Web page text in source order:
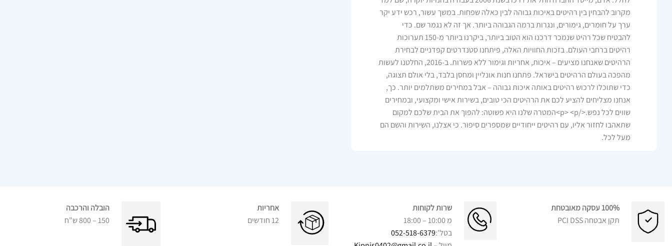
מקרוב להבחין בין רהיטים באיכות גבוהה לבין כאלה שפחות. במשך עשור, רכש ידע יקר
ערך על חומרים, גימורים, ונגרות ברמה הגבוהה ביותר. אך זה לא נגמר שם. כדי
להבטיח שכל רהיט שנמכר דרכנו הוא הטוב ביותר, ביקרנו ביותר מ-150 תערוכות
רהיטים ברחבי העולם. בזכות החוויות האלה, פיתחנו סטנדרטים קפדניים לבחירת
הרהיטים שאנחנו מציעים – איכות, אחריות וגימור ללא פשרות. ב-2016, החלטנו לעשות
מהפכה בעולם הרהיטים בישראל. פתחנו חנות אונליין ומחסן בלבד, בלי אולם תצוגה,
כדי שתוכלו לרכוש רהיטים באותה איכות גבוהה – אבל במחירים משתלמים יותר. כך,
אנחנו מצליחים להציע לכם את הרהיטים הכי טובים, בשירות אישי ומקצועי, ובמחירים
שווים לכל נפש.</p> <p>המטרה שלנו היא פשוטה: להפוך את הבית שלכם למקום
שתאהבו לחזור אליו, עם רהיטים ייחודיים שמספרים סיפור. כי אצלנו, השירות והשם הם
מעל לכל.
100% עסקה מאובטחת
תקן אבטחה PCI DSS
שרות לקוחות
מ 10:00 – 18:00
בטל':052-518-6379
אחריות
12 חודשים
הובלה והרכבה
150 – 800 ש"ח